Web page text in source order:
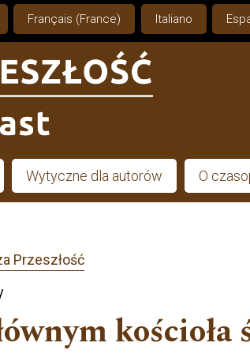
Français (France) Italiano
Wytyczne dla autorów O
Przeszłość
kościoła